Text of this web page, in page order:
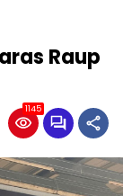
Raup
1145